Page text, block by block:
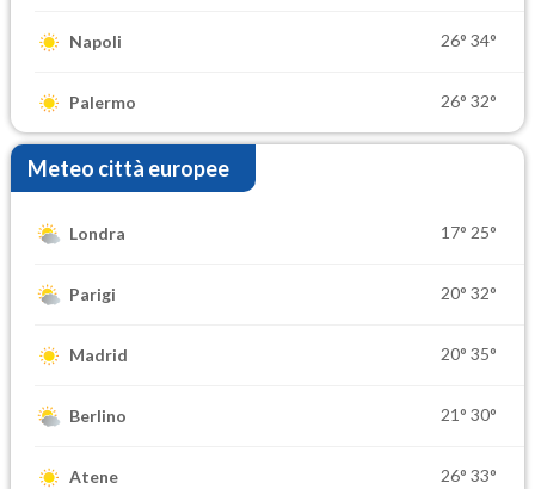
Napoli 26° 34°
Palermo 26° 32°
Meteo città europee
Londra 17° 25°
Parigi 20° 32°
Madrid 20° 35°
Berlino 21° 30°
Atene 26° 33°